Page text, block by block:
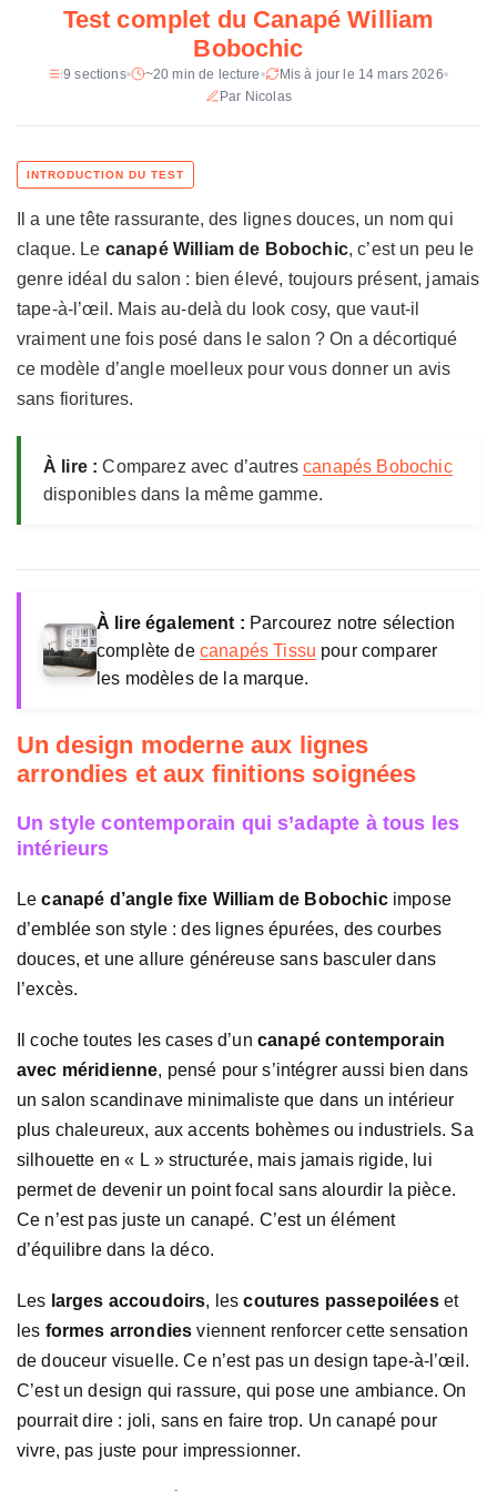
n
a
p
é
l
l
i
o
b
Plastique noir, 3 cm de hauteur (12
pieds)
298 x 178 cm
115x182x77 cm)
orange
Capacité
Jusqu'à 6 personnes, charge max 400
kg
Martindale 100 000 cycles
Garantie 2 ans
Prix constaté 1 899 € (prix remisé)
Test complet du Canapé William
Bobochic
9 sections ~20 min de lecture
Mis à jour le 14 mars 2026
Par Nicolas
Il a une tête rassurante, des lignes douces, un nom qui
claque. Le canapé William de Bobochic, c’est un peu le
genre idéal du salon : bien élevé, toujours présent, jamais
tape-à-l’œil. Mais au-delà du look cosy, que vaut-il
vraiment une fois posé dans le salon ? On a décortiqué
ce modèle d’angle moelleux pour vous donner un avis
sans fioritures.
À lire : Comparez avec d’autrescanapés Bobochic
disponibles dans la même gamme.
À lire également : Parcourez notre sélection
complète de canapés Tissu pour comparer
les modèles de la marque.
Un design moderne aux lignes
arrondies et aux finitions soignées
Un style contemporain qui s’adapte à tous les
intérieurs
Lecanapé d’angle fixe William de Bobochicimpose
d’emblée son style : des lignes épurées, des courbes
douces, et une allure généreuse sans basculer dans
l’excès.
Il coche toutes les cases d’un canapé contemporain
avec méridienne, pensé pour s’intégrer aussi bien dans
un salon scandinave minimaliste que dans un intérieur
plus chaleureux, aux accents bohèmes ou industriels. Sa
silhouette en « L » structurée, mais jamais rigide, lui
permet de devenir un point focal sans alourdir la pièce.
Ce n’est pas juste un canapé. C’est un élément
d’équilibre dans la déco.
Les larges accoudoirs, lescoutures passepoiléeset
les formes arrondies viennent renforcer cette sensation
de douceur visuelle. Ce n’est pas un design tape-à-l’œil.
C’est un design qui rassure, qui pose une ambiance. On
pourrait dire : joli, sans en faire trop. Un canapé pour
vivre, pas juste pour impressionner.